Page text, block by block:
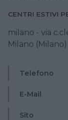
CENTRI ESTIVI
milano - via
Milano (Milano)
Telefono
E-Mail
Sito